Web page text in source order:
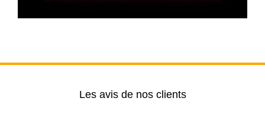
Les avis de nos clients